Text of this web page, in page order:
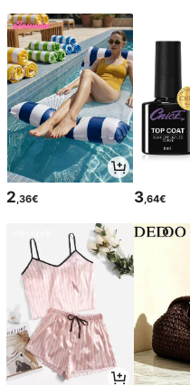
2,36€ 3,64€